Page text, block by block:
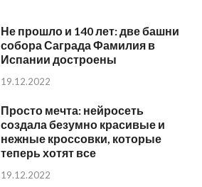
Не прошло и 140 лет: две башни
собора Саграда Фамилия в
Испании достроены
19.12.2022
Просто мечта: нейросеть
создала безумно красивые и
нежные кроссовки, которые
теперь хотят все
19.12.2022